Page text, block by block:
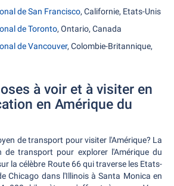
de San Francisco, Californie, Etats-Unis
de Toronto, Ontario, Canada
de Vancouver, Colombie-Britannique,
à voir et à visiter en
en Amérique du
de transport pour visiter l'Amérique? La
de transport pour explorer l'Amérique du
la célèbre Route 66 qui traverse les Etats-
Chicago dans l'Illinois à Santa Monica en